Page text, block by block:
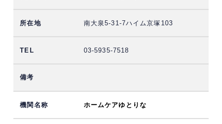
南大泉5-31-7ハイム京塚103
03-5935-7518
ホームケアゆとりな